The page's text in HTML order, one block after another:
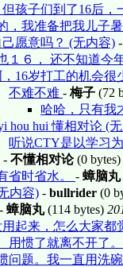
孩子们到了16后，
，我准备把我儿子
愿意吗？ (无内容) -
１６， 还不知道今
16岁打工的机会很
不难不难 - 梅子 (72
哈哈，只有我
hou hui 懂相对论 (
听说CTY是以学习
- 不懂相对论(0 bytes)
省时省水。 - 蟑脑丸
内容) - bullrider (0
- 蟑脑丸(114 bytes)
起来，怎么大家都
用惯了就离不开了。
问题。我一直用洗